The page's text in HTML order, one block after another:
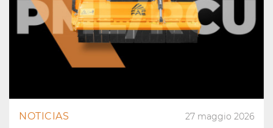
NOTICIAS 27 maggio 2026